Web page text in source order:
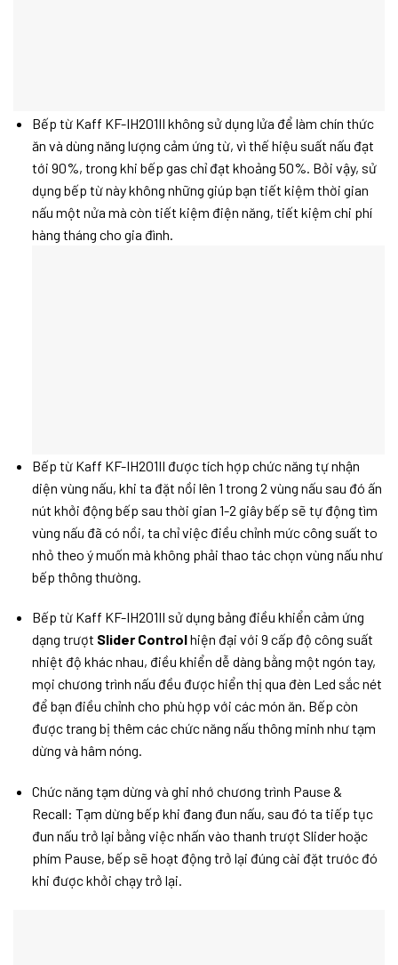
Bếp từ Kaff KF-IH201II không sử dụng lửa để làm chín thức
ăn và dùng năng lượng cảm ứng từ, vì thế hiệu suất nấu đạt
tới 90%, trong khi bếp gas chỉ đạt khoảng 50%. Bởi vậy, sử
dụng bếp từ này không những giúp bạn tiết kiệm thời gian
nấu một nửa mà còn tiết kiệm điện năng, tiết kiệm chi phí
hàng tháng cho gia đình.
Bếp từ Kaff KF-IH201II được tích hợp chức năng tự nhận
diện vùng nấu, khi ta đặt nồi lên 1 trong 2 vùng nấu sau đó ấn
nút khởi động bếp sau thời gian 1-2 giây bếp sẽ tự động tìm
vùng nấu đã có nồi, ta chỉ việc điều chỉnh mức công suất to
nhỏ theo ý muốn mà không phải thao tác chọn vùng nấu như
bếp thông thường.
Bếp từ Kaff KF-IH201II sử dụng bảng điều khiển cảm ứng
dạng trượt Slider Controlhiện đại với 9 cấp độ công suất
nhiệt độ khác nhau, điều khiển dễ dàng bằng một ngón tay,
mọi chương trình nấu đều được hiển thị qua đèn Led sắc nét
để bạn điều chỉnh cho phù hợp với các món ăn. Bếp còn
được trang bị thêm các chức năng nấu thông minh như tạm
dừng và hâm nóng.
Chức năng tạm dừng và ghi nhớ chương trình Pause &
Recall: Tạm dừng bếp khi đang đun nấu, sau đó ta tiếp tục
đun nấu trở lại bằng việc nhấn vào thanh trượt Slider hoặc
phím Pause, bếp sẽ hoạt động trở lại đúng cài đặt trước đó
khi được khởi chạy trở lại.